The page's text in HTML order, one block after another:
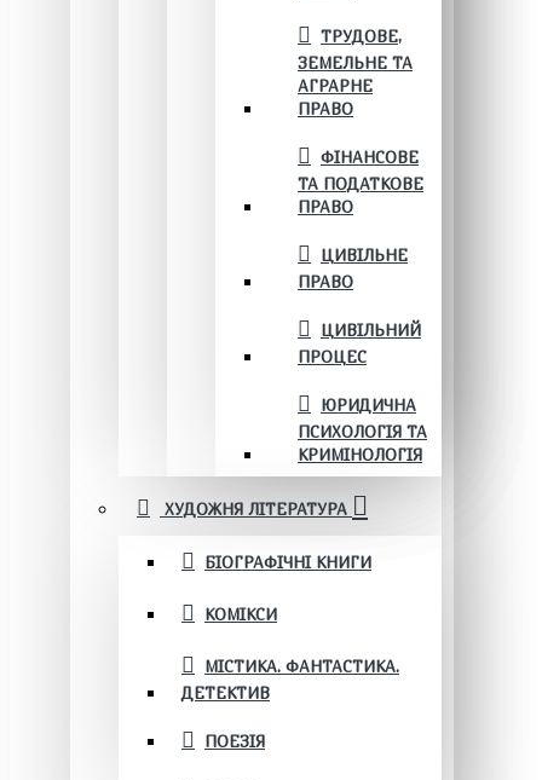
ТРУДОВЕ,
ЗЕМЕЛЬНЕ ТА
АГРАРНЕ
ПРАВО
ФІНАНСОВЕ
ТА ПОДАТКОВЕ
ПРАВО
ЦИВІЛЬНЕ
ПРАВО
ЦИВІЛЬНИЙ
ПРОЦЕС
ЮРИДИЧНА
ПСИХОЛОГІЯ ТА
КРИМІНОЛОГІЯ
ХУДОЖНЯ ЛІТЕРАТУРА
БІОГРАФІЧНІ КНИГИ
КОМІКСИ
МІСТИКА. ФАНТАСТИКА.
ДЕТЕКТИВ
ПОЕЗІЯ